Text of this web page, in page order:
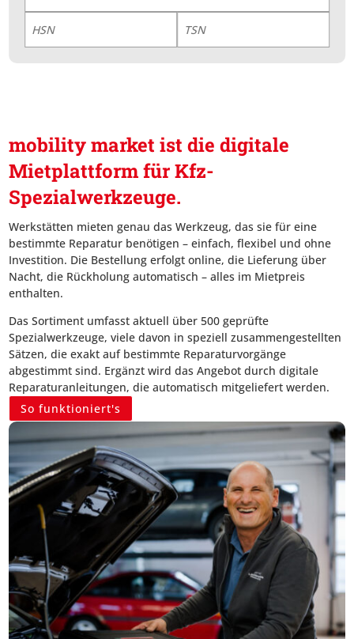
mobility market ist die digitale
Mietplattform für Kfz-
Spezialwerkzeuge.
Werkstätten mieten genau das Werkzeug, das sie für eine
bestimmte Reparatur benötigen – einfach, flexibel und ohne
Investition. Die Bestellung erfolgt online, die Lieferung über
Nacht, die Rückholung automatisch – alles im Mietpreis
enthalten.
Das Sortiment umfasst aktuell über 500 geprüfte
Spezialwerkzeuge, viele davon in speziell zusammengestellten
Sätzen, die exakt auf bestimmte Reparaturvorgänge
abgestimmt sind. Ergänzt wird das Angebot durch digitale
Reparaturanleitungen, die automatisch mitgeliefert werden.
So funktioniert's